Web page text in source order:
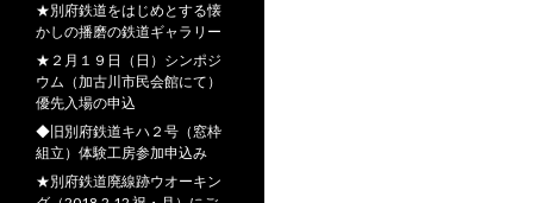
★別府鉄道をはじめとする懐
かしの播磨の鉄道ギャラリー
★２月１９日（日）シンポジ
ウム（加古川市民会館にて）
優先入場の申込
◆旧別府鉄道キハ２号（窓枠
組立）体験工房参加申込み
★別府鉄道廃線跡ウオーキン